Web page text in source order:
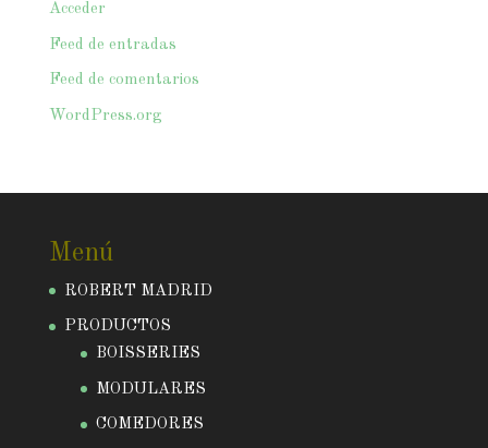
Acceder
Feed de entradas
Feed de comentarios
WordPress.org
Menú
ROBERT MADRID
PRODUCTOS
BOISSERIES
MODULARES
COMEDORES